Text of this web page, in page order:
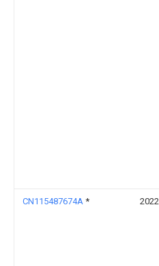
CN115487674A *